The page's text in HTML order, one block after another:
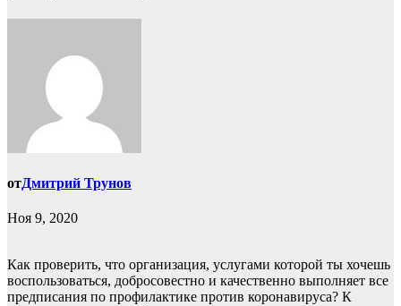
отДмитрий Трунов
Ноя 9, 2020
Как проверить, что организация, услугами которой ты хочешь
воспользоваться, добросовестно и качественно выполняет все
предписания по профилактике против коронавируса? К